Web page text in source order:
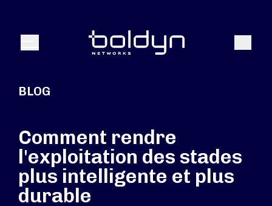
Menu
BLOG
Comment rendre
l'exploitation des stades
plus intelligente et plus
durable